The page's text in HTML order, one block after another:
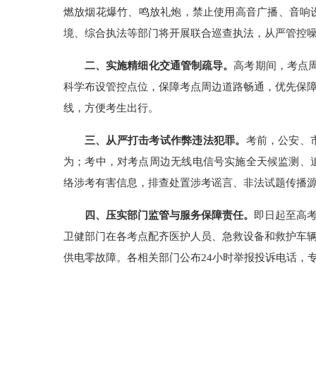
燃放烟花爆竹、鸣放礼炮，禁止使用高音广播、音
境、综合执法等部门将开展联合巡查执法，从严管控
二、实施精细化交通管制疏导。高考期间，考点
科学布设管控点位，保障考点周边道路畅通，优先保
线，方便考生出行。
三、从严打击考试作弊违法犯罪。 考前，公安、
为；考中，对考点周边无线电信号实施全天候监测
络涉考有害信息，排查处置涉考谣言、非法试题传播
四、压实部门监管与服务保障责任。
即日起至高
卫健部门在各考点配齐医护人员、急救设备和救护车
供电零故障。各相关部门公布24小时举报投诉电话，